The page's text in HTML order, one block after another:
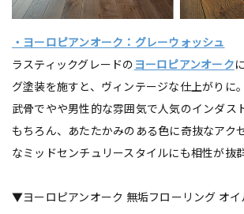
・ヨーロピアンオーク：グレーウォッシュ
ラスティックグレードの ヨーロピアンオーク
グ塗装を施すと、ヴィンテージな仕上がりに。
武骨でやや男性的な雰囲気で人気のインダス
もちろん、あたたかみのある色に奇抜なアク
なミッドセンチュリースタイルにも相性が抜群
▼ヨーロピアンオーク 無垢フローリング オ